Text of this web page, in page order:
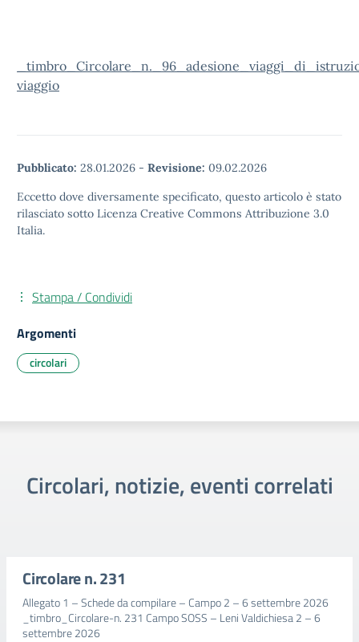
viaggio
Pubblicato: 28.01.2026 - Revisione: 09.02.2026
Eccetto dove diversamente specificato, questo articolo è stato
rilasciato sotto Licenza Creative Commons Attribuzione 3.0
Italia.
Stampa / Condividi
Argomenti
circolari
Circolari, notizie, eventi correlati
Circolare n. 231
Allegato 1 – Schede da compilare – Campo 2 – 6 settembre 2026
_timbro_Circolare-n. 231 Campo SOSS – Leni Valdichiesa 2 – 6
settembre 2026